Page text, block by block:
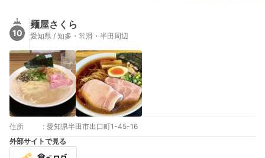
10
麺屋さくら
愛知県 / 知多・常滑・半田周辺
住所 : 愛知県半田市出口町1-45-16
外部サイトで見る